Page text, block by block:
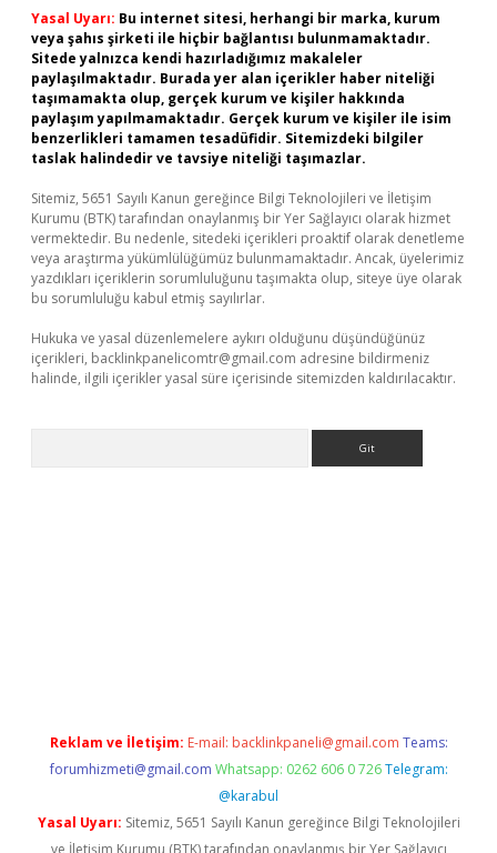
Yasal Uyarı: Bu internet sitesi, herhangi bir marka, kurum
veya şahıs şirketi ile hiçbir bağlantısı bulunmamaktadır.
Sitede yalnızca kendi hazırladığımız makaleler
paylaşılmaktadır. Burada yer alan içerikler haber niteliği
taşımamakta olup, gerçek kurum ve kişiler hakkında
paylaşım yapılmamaktadır. Gerçek kurum ve kişiler ile isim
benzerlikleri tamamen tesadüfidir. Sitemizdeki bilgiler
taslak halindedir ve tavsiye niteliği taşımazlar.
Sitemiz, 5651 Sayılı Kanun gereğince Bilgi Teknolojileri ve İletişim
Kurumu (BTK) tarafından onaylanmış bir Yer Sağlayıcı olarak hizmet
vermektedir. Bu nedenle, sitedeki içerikleri proaktif olarak denetleme
veya araştırma yükümlülüğümüz bulunmamaktadır. Ancak, üyelerimiz
yazdıkları içeriklerin sorumluluğunu taşımakta olup, siteye üye olarak
bu sorumluluğu kabul etmiş sayılırlar.
Hukuka ve yasal düzenlemelere aykırı olduğunu düşündüğünüz
içerikleri, backlinkpanelicomtr@gmail.com adresine bildirmeniz
halinde, ilgili içerikler yasal süre içerisinde sitemizden kaldırılacaktır.
Reklam ve İletişim: E-mail: backlinkpaneli@gmail.com Teams:
forumhizmeti@gmail.com Whatsapp: 0262 606 0 726 Telegram:
@karabul
Yasal Uyarı: Sitemiz, 5651 Sayılı Kanun gereğince Bilgi Teknolojileri
ve İletişim Kurumu (BTK) tarafından onaylanmış bir Yer Sağlayıcı